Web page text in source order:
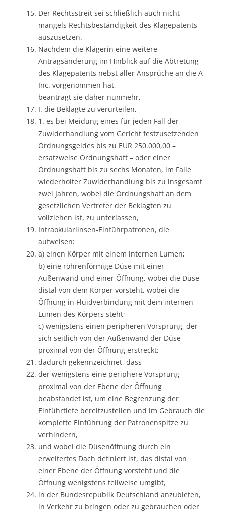
Der Rechtsstreit sei schließlich auch nicht
mangels Rechtsbeständigkeit des Klagepatents
auszusetzen.
Nachdem die Klägerin eine weitere
Antragsänderung im Hinblick auf die Abtretung
des Klagepatents nebst aller Ansprüche an die A
Inc. vorgenommen hat,
beantragt sie daher nunmehr,
I. die Beklagte zu verurteilen,
1. es bei Meidung eines für jeden Fall der
Zuwiderhandlung vom Gericht festzusetzenden
Ordnungsgeldes bis zu EUR 250.000,00 –
ersatzweise Ordnungshaft – oder einer
Ordnungshaft bis zu sechs Monaten, im Falle
wiederholter Zuwiderhandlung bis zu insgesamt
zwei Jahren, wobei die Ordnungshaft an dem
gesetzlichen Vertreter der Beklagten zu
vollziehen ist, zu unterlassen,
Intraokularlinsen-Einführpatronen, die
aufweisen:
a) einen Körper mit einem internen Lumen;
b) eine röhrenförmige Düse mit einer
Außenwand und einer Öffnung, wobei die Düse
distal von dem Körper vorsteht, wobei die
Öffnung in Fluidverbindung mit dem internen
Lumen des Körpers steht;
c) wenigstens einen peripheren Vorsprung, der
sich seitlich von der Außenwand der Düse
proximal von der Öffnung erstreckt;
dadurch gekennzeichnet, dass
der wenigstens eine periphere Vorsprung
proximal von der Ebene der Öffnung
beabstandet ist, um eine Begrenzung der
Einführtiefe bereitzustellen und im Gebrauch die
komplette Einführung der Patronenspitze zu
verhindern,
und wobei die Düsenöffnung durch ein
erweitertes Dach definiert ist, das distal von
einer Ebene der Öffnung vorsteht und die
Öffnung wenigstens teilweise umgibt,
in der Bundesrepublik Deutschland anzubieten,
in Verkehr zu bringen oder zu gebrauchen oder